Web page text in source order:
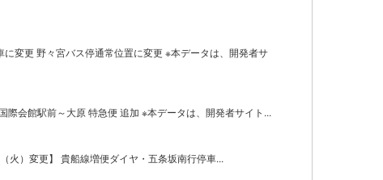
変更 野々宮バス停通常位置に変更 ※本データは、開発者サ
際会館駅前～大原 特急便 追加 ※本データは、開発者サイト...
）変更】 貴船線増便ダイヤ・五条坂南行停車...